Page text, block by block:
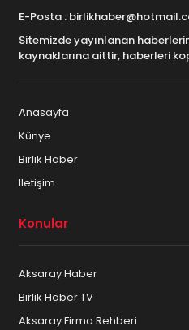
E-Posta :
Sitemizde yayınlanan
kaynaklarına aittir, haberleri
Anasayfa
Künye
Birlik Haber
İletişim
Konular
Aksaray Haber
Birlik Haber TV
Aksaray Firma Rehberi